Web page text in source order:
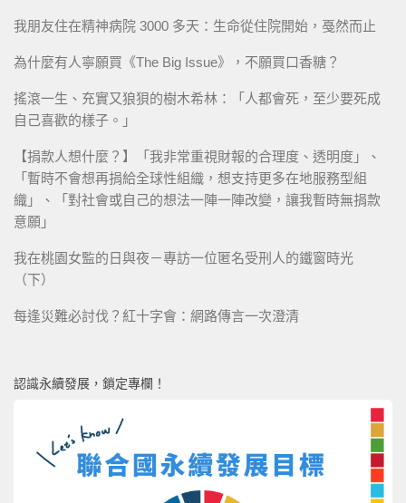
我朋友住在精神病院 3000 多天：生命從住院開始，戞然而止
為什麼有人寧願買《The Big Issue》，不願買口香糖？
搖滾一生、充實又狼狽的樹木希林：「人都會死，至少要死成
自己喜歡的樣子。」
【捐款人想什麼？】「我非常重視財報的合理度、透明度」、
「暫時不會想再捐給全球性組織，想支持更多在地服務型組
織」、「對社會或自己的想法一陣一陣改變，讓我暫時無捐款
意願」
我在桃園女監的日與夜－專訪一位匿名受刑人的鐵窗時光
（下）
每逢災難必討伐？紅十字會：網路傳言一次澄清
認識永續發展，鎖定專欄！